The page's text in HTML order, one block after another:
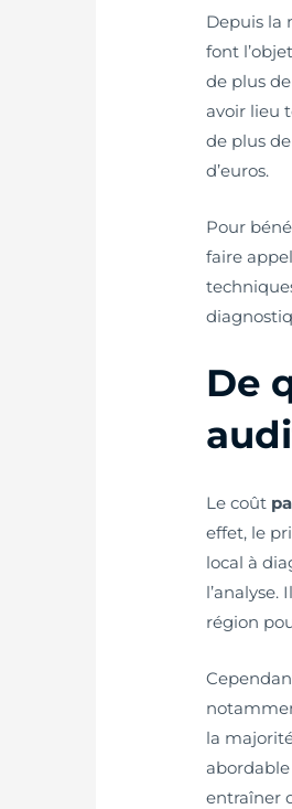
Depuis la
font
de plus
avoir lieu
de plus
d’euros.
Pour
faire
De
Le coût
effet, le
local à
région
la
entraîner